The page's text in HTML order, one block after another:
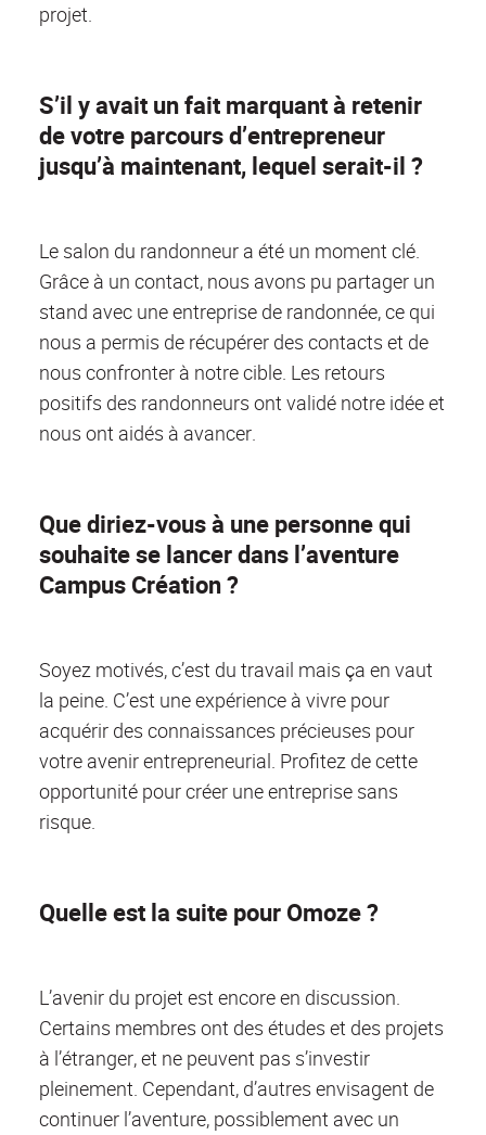
projet.
S’il y avait un fait marquant à retenir
de votre parcours d’entrepreneur
jusqu’à maintenant, lequel serait-il ?
Le salon du randonneur a été un moment clé.
Grâce à un contact, nous avons pu partager un
stand avec une entreprise de randonnée, ce qui
nous a permis de récupérer des contacts et de
nous confronter à notre cible. Les retours
positifs des randonneurs ont validé notre idée et
nous ont aidés à avancer.
Que diriez-vous à une personne qui
souhaite se lancer dans l’aventure
Campus Création ?
Soyez motivés, c’est du travail mais ça en vaut
la peine. C’est une expérience à vivre pour
acquérir des connaissances précieuses pour
votre avenir entrepreneurial. Profitez de cette
opportunité pour créer une entreprise sans
risque.
Quelle est la suite pour Omoze ?
L’avenir du projet est encore en discussion.
Certains membres ont des études et des projets
à l’étranger, et ne peuvent pas s’investir
pleinement. Cependant, d’autres envisagent de
continuer l’aventure, possiblement avec un